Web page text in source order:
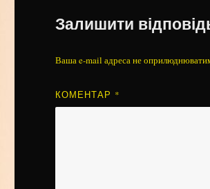
Залишити
Ваша e-mail адреса не
КОМЕНТАР *